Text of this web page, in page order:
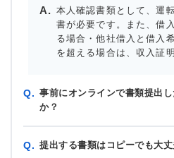
本人確認書類として、運
書が必要です。また、借
る場合・他社借入と借入
を超える場合は、収入証
Q. 事前にオンラインで書類提出
か？
Q. 提出する書類はコピーでも大丈